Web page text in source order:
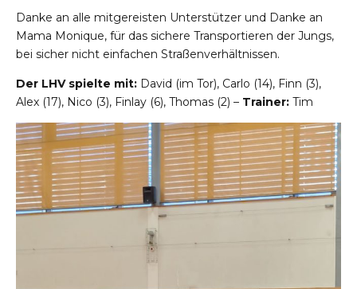
Danke an alle mitgereisten Unterstützer und Danke an
Mama Monique, für das sichere Transportieren der Jungs,
bei sicher nicht einfachen Straßenverhältnissen.
Der LHV spielte mit: David (im Tor), Carlo (14), Finn (3),
Alex (17), Nico (3), Finlay (6), Thomas (2) – Trainer: Tim